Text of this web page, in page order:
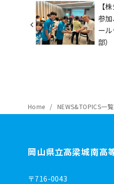
【
参
ー
部）
Home NEWS&TOPICS一覧
岡山県立高梁城南高
〒716-0043